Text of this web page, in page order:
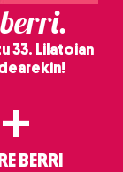
33. Lilatoian
+
BERRI